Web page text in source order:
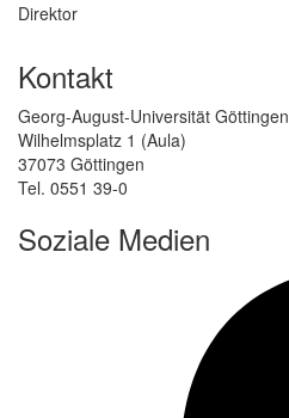
Direktor
Kontakt
Georg-August-Universität Göttingen
Wilhelmsplatz 1 (Aula)
37073 Göttingen
Tel. 0551 39-0
Soziale Medien